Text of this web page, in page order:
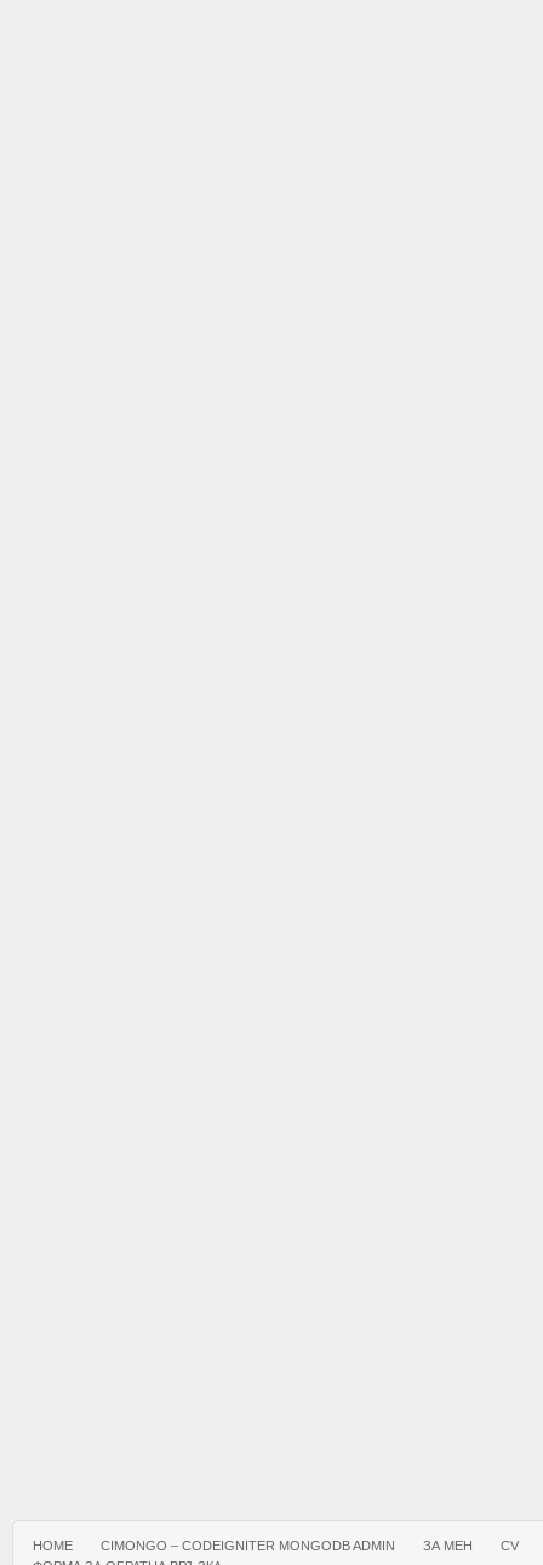
HOME CIMONGO – CODEIGNITER MONGODB ADMIN ЗА МЕН
CV